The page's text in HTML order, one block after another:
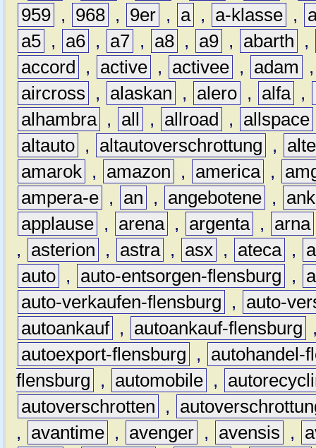
959 , 968 , 9er , a , a-klasse ,
a5 , a6 , a7 , a8 , a9 , abarth
,
accord
, active , activee , adam
aircross
, alaskan , alero , alfa ,
alhambra , all , allroad , allspace
altauto , altautoverschrottung ,
amarok , amazon , america ,
ampera-e , an , angebotene ,
applause , arena , argenta , arna
,
asterion , astra , asx , ateca ,
auto , auto-entsorgen-flensburg ,
auto-verkaufen-flensburg
,
auto-
autoankauf , autoankauf-flensburg
autoexport-flensburg
,
autohandel-
flensburg
, automobile ,
autoverschrotten
,
,
avantime , avenger , avensis ,